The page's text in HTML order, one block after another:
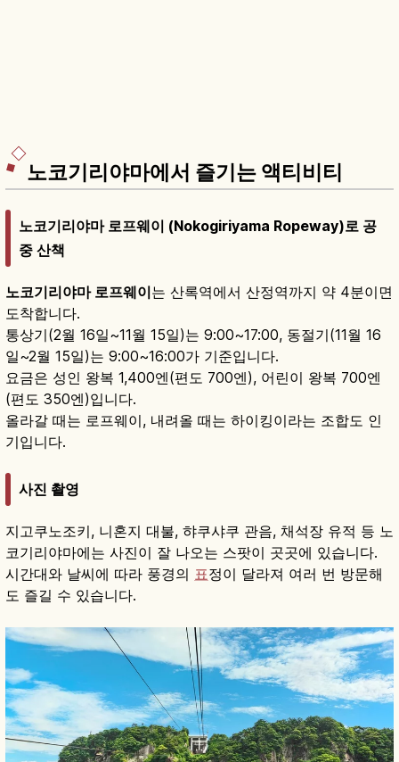
노코기리야마에서 즐기는 액티비티
노코기리야마 로프웨이 (Nokogiriyama Ropeway)로 공
중 산책
노코기리야마 로프웨이는 산록역에서 산정역까지 약 4분이면
도착합니다.
통상기(2월 16일~11월 15일)는 9:00~17:00, 동절기(11월 16
일~2월 15일)는 9:00~16:00가 기준입니다.
요금은 성인 왕복 1,400엔(편도 700엔), 어린이 왕복 700엔
(편도 350엔)입니다.
올라갈 때는 로프웨이, 내려올 때는 하이킹이라는 조합도 인
기입니다.
사진 촬영
지고쿠노조키, 니혼지 대불, 햐쿠샤쿠 관음, 채석장 유적 등 노
코기리야마에는 사진이 잘 나오는 스팟이 곳곳에 있습니다.
시간대와 날씨에 따라 풍경의 표정이 달라져 여러 번 방문해
도 즐길 수 있습니다.